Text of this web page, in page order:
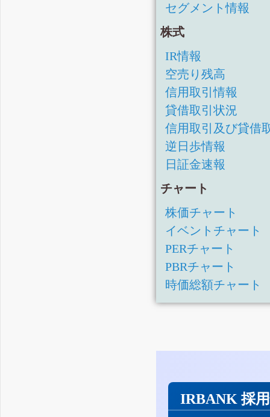
セグメント情報
株式
IR情報
空売り残高
信用取引情報
貸借取引状況
信用取引及び貸借
逆日歩情報
日証金速報
チャート
株価チャート
イベントチャート
PERチャート
PBRチャート
時価総額チャート
IRBANK 採